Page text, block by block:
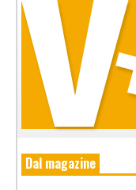
Dal magazine